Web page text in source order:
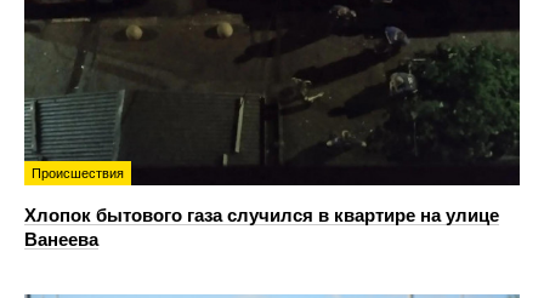
Происшествия
Хлопок бытового газа случился в квартире на улице
Ванеева